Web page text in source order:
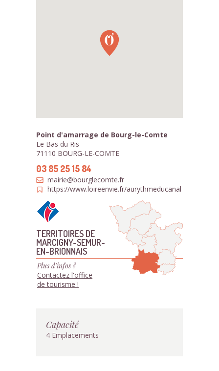
Point d'amarrage de Bourg-le-Comte
Le Bas du Ris
71110 BOURG-LE-COMTE
03 85 25 15 84
mairie@bourglecomte.fr
https://www.loireenvie.fr/aurythmeducanal
TERRITOIRES DE
MARCIGNY-SEMUR-
EN-BRIONNAIS
Plus d'infos ?
Contactez l'office
de tourisme !
Capacité
4 Emplacements